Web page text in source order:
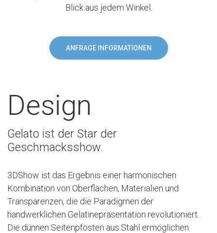
Blick aus jedem Winkel.
ANFRAGE INFORMATIONEN
Design
Gelato ist der Star der
Geschmacksshow.
3DShow ist das Ergebnis einer harmonischen
Kombination von Oberflächen, Materialien und
Transparenzen, die die Paradigmen der
handwerklichen Gelatinepräsentation revolutioniert.
Die dünnen Seitenpfosten aus Stahl ermöglichen